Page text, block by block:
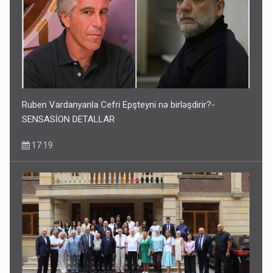
Ruben Vardanyanla Cefri Epşteyni nə birləşdirir?-
SENSASİON DETALLAR
17:19